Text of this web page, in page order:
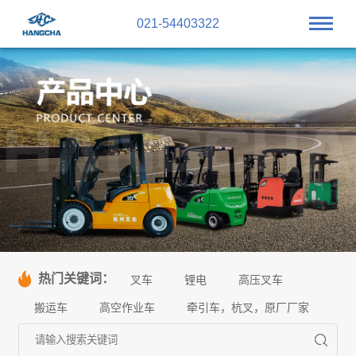
021-54403322
热门关键词： 叉车 锂电 高压叉车
搬运车 高空作业车 牵引车，杭叉，原厂厂家